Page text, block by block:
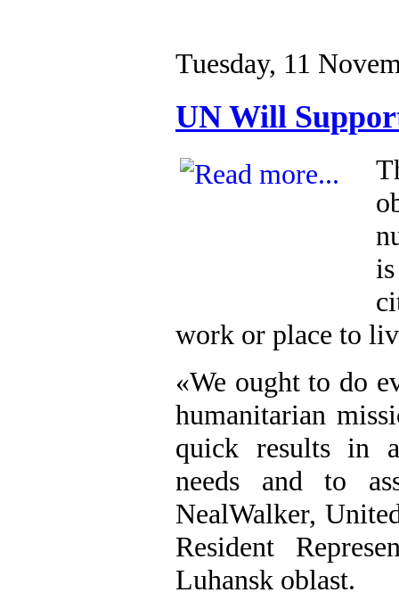
Tuesday, 11
UN Will
work or place to
«We ought to do
humanitarian
quick results in
needs and to
NealWalker,
Resident
Luhansk oblast.